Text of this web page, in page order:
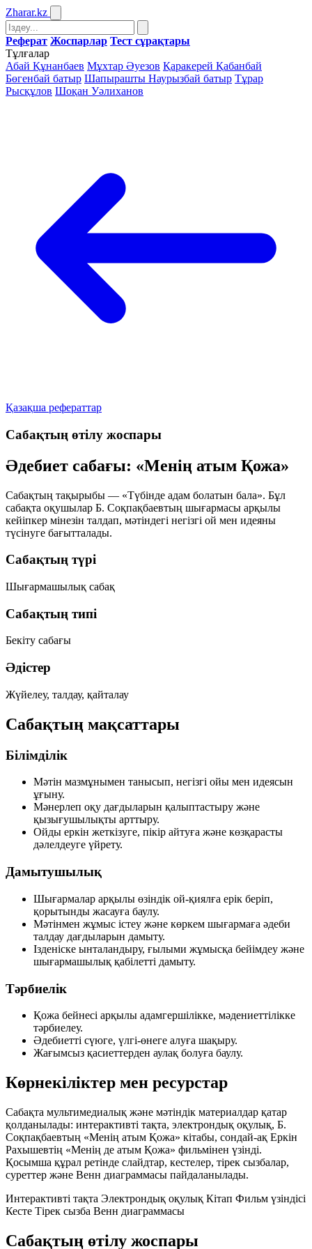
Zharar.kz
Реферат Жоспарлар Тест сұрақтары
Тұлғалар
Абай Құнанбаев Мұхтар Әуезов Қаракерей Қабанбай
Бөгенбай батыр Шапырашты Наурызбай батыр Тұрар
Рысқұлов Шоқан Уәлиханов
Қазақша рефераттар
Сабақтың өтілу жоспары
Әдебиет сабағы: «Менің атым Қожа»
Сабақтың тақырыбы — «Түбінде адам болатын бала». Бұл
сабақта оқушылар Б. Соқпақбаевтың шығармасы арқылы
кейіпкер мінезін талдап, мәтіндегі негізгі ой мен идеяны
түсінуге бағытталады.
Сабақтың түрі
Шығармашылық сабақ
Сабақтың типі
Бекіту сабағы
Әдістер
Жүйелеу, талдау, қайталау
Сабақтың мақсаттары
Білімділік
Мәтін мазмұнымен танысып, негізгі ойы мен идеясын
ұғыну.
Мәнерлеп оқу дағдыларын қалыптастыру және
қызығушылықты арттыру.
Ойды еркін жеткізуге, пікір айтуға және көзқарасты
дәлелдеуге үйрету.
Дамытушылық
Шығармалар арқылы өзіндік ой-қиялға ерік беріп,
қорытынды жасауға баулу.
Мәтінмен жұмыс істеу және көркем шығармаға әдеби
талдау дағдыларын дамыту.
Ізденіске ынталандыру, ғылыми жұмысқа бейімдеу және
шығармашылық қабілетті дамыту.
Тәрбиелік
Қожа бейнесі арқылы адамгершілікке, мәдениеттілікке
тәрбиелеу.
Әдебиетті сүюге, үлгі-өнеге алуға шақыру.
Жағымсыз қасиеттерден аулақ болуға баулу.
Көрнекіліктер мен ресурстар
Сабақта мультимедиалық және мәтіндік материалдар қатар
қолданылады: интерактивті тақта, электрондық оқулық, Б.
Соқпақбаевтың «Менің атым Қожа» кітабы, сондай-ақ Еркін
Рахышевтің «Менің де атым Қожа» фильмінен үзінді.
Қосымша құрал ретінде слайдтар, кестелер, тірек сызбалар,
суреттер және Венн диаграммасы пайдаланылады.
Интерактивті тақта Электрондық оқулық Кітап Фильм үзіндісі
Кесте Тірек сызба Венн диаграммасы
Сабақтың өтілу жоспары